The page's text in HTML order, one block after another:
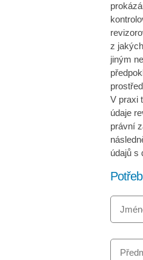
z
jiným
V praxi
údaje
právní
údajů s